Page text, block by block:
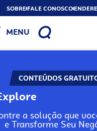
SOBREFALE CONOSCO
MENU
CONTEÚDOS
a solução que
e Transforme Seu